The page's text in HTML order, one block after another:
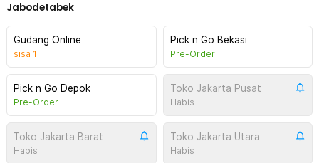
Jabodetabek
Gudang Online
sisa 1
Pick n Go Bekasi
Pre-Order
Pick n Go Depok
Pre-Order
Toko Jakarta Pusat
Habis
Toko Jakarta Barat
Habis
Toko Jakarta Utara
Habis